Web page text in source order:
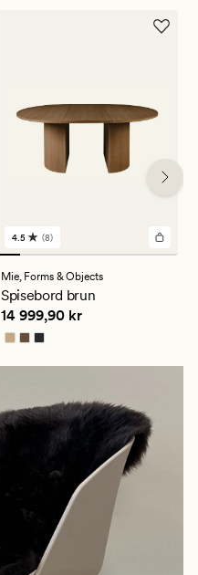
8
anmeldelser
med
en
gjennomsnittlig
vurdering
på
4.5
4.5 (8)
Mie, Forms & Objects
Spisebord brun
Pris 14 999,90 kr
14 999,90 kr